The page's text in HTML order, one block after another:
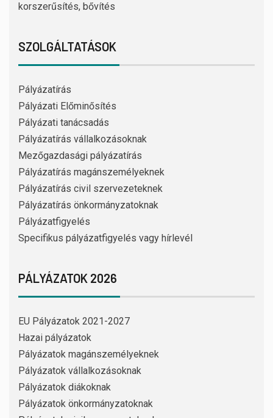
korszerűsítés, bővítés
SZOLGÁLTATÁSOK
Pályázatírás
Pályázati Előminősítés
Pályázati tanácsadás
Pályázatírás vállalkozásoknak
Mezőgazdasági pályázatírás
Pályázatírás magánszemélyeknek
Pályázatírás civil szervezeteknek
Pályázatírás önkormányzatoknak
Pályázatfigyelés
Specifikus pályázatfigyelés vagy hírlevél
PÁLYÁZATOK 2026
EU Pályázatok 2021-2027
Hazai pályázatok
Pályázatok magánszemélyeknek
Pályázatok vállalkozásoknak
Pályázatok diákoknak
Pályázatok önkormányzatoknak